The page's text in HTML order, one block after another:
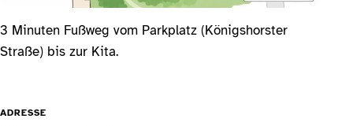
3 Minuten Fußweg vom Parkplatz (Königshorster
Straße) bis zur Kita.
ADRESSE